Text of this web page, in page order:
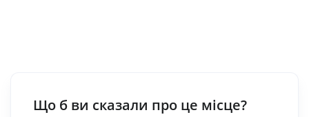
Що б ви сказали про це місце?